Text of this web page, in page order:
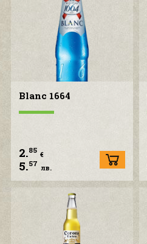
Blanc 1664
2.85 €
5.57 лв.